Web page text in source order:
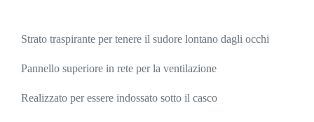
Strato traspirante per tenere il sudore lontano dagli occhi
Pannello superiore in rete per la ventilazione
Realizzato per essere indossato sotto il casco